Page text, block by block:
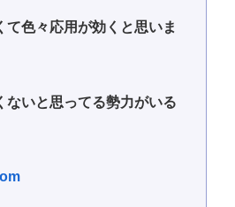
て色々応用が効くと思いま
ないと思ってる勢力がいる